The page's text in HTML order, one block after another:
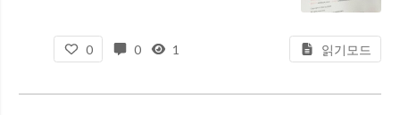
0 0 1 읽기모드